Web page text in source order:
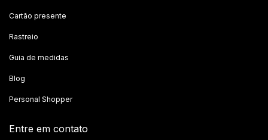
Cartão presente
Rastreio
Guia de medidas
Blog
Personal Shopper
Entre em contato